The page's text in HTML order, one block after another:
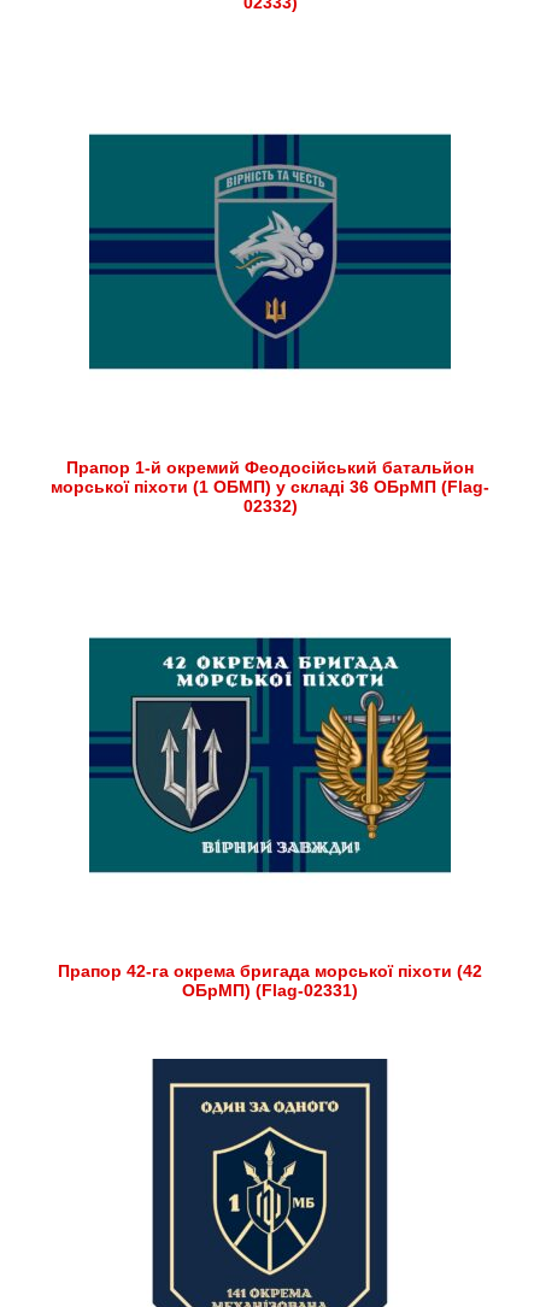
Прапор 1-й окремий Феодосійський батальйон
морської піхоти (1 ОБМП) у складі 36 ОБрМП (Flag-
02332)
Прапор 42-га окрема бригада морської піхоти (42
ОБрМП) (Flag-02331)